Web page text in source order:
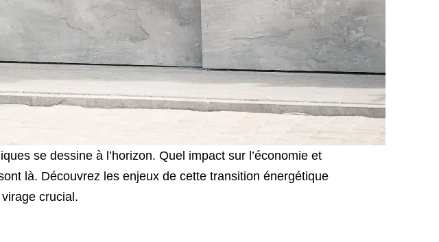
se dessine à l’horizon. Quel impact sur l’économie et
là. Découvrez les enjeux de cette transition énergétique
crucial.